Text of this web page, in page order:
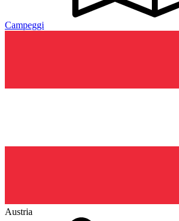
Campeggi
Austria